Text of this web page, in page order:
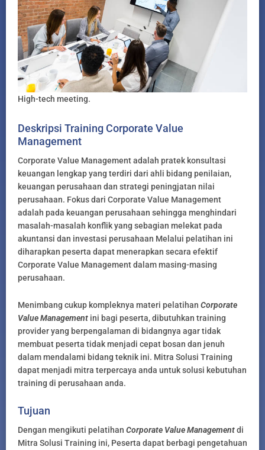
High-tech meeting.
Deskripsi Training Corporate Value
Management
Corporate Value Management adalah pratek konsultasi
keuangan lengkap yang terdiri dari ahli bidang penilaian,
keuangan perusahaan dan strategi peningjatan nilai
perusahaan. Fokus dari Corporate Value Management
adalah pada keuangan perusahaan sehingga menghindari
masalah-masalah konflik yang sebagian melekat pada
akuntansi dan investasi perusahaan Melalui pelatihan ini
diharapkan peserta dapat menerapkan secara efektif
Corporate Value Management dalam masing-masing
perusahaan.
Menimbang cukup kompleknya materi pelatihan Corporate
Value Management ini bagi peserta, dibutuhkan training
provider yang berpengalaman di bidangnya agar tidak
membuat peserta tidak menjadi cepat bosan dan jenuh
dalam mendalami bidang teknik ini. Mitra Solusi Training
dapat menjadi mitra terpercaya anda untuk solusi kebutuhan
training di perusahaan anda.
Tujuan
Dengan mengikuti pelatihan Corporate Value Managementdi
Mitra Solusi Training ini, Peserta dapat berbagi pengetahuan